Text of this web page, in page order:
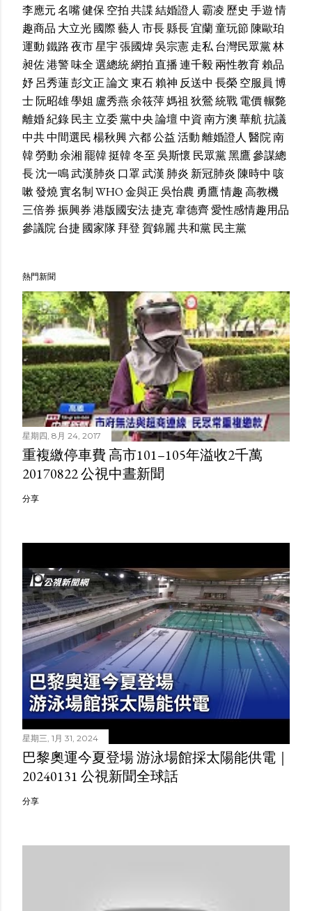
李應元名嘴健保空拍共諜結婚證人 霸凌 歷史 手遊情
趣商品 大立光國際藝人 市長縣長宜蘭童玩節陳歐珀
運動鐵路夜市星宇張國煒吳宗憲走私台灣民眾黨林
昶佐港警味全選總統網拍直播連千毅兩性教育賴品
妤呂秀蓮彭文正論文東石賴神 反送中 長榮空服員 博
士阮昭雄學姐 盧秀燕余筱萍媽祖 狄鶯統戰電價輾斃
離婚紀錄民主 立委黨中央論壇中資南方澳華航抗議
中共中間選民楊秋興六都公益活動離婚證人 醫院南
韓勞動余湘罷韓挺韓冬至吳斯懷 民眾黨黑鷹參謀總
長沈一鳴武漢肺炎 口罩武漢 肺炎 新冠肺炎陳時中 咳
嗽發燒實名制WHO金與正吳怡農 勇鷹情趣高教機
三倍券振興券港版國安法捷克韋德齊愛性感情趣用品
參議院台捷 國家隊拜登賀錦麗共和黨民主黨
熱門新聞
星期四, 8月 24, 2017
重複繳停車費 高市101–105年溢收2千萬
20170822 公視中晝新聞
分享
星期三, 1月 31, 2024
巴黎奧運今夏登場 游泳場館採太陽能供電｜
20240131 公視新聞全球話
分享